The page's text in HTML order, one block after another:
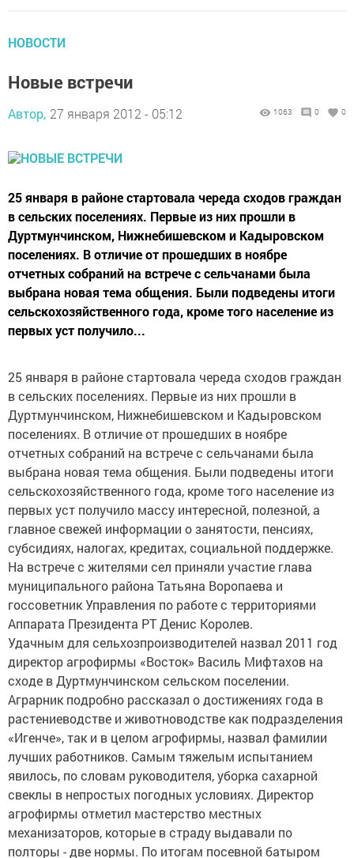
НОВОСТИ
Новые встречи
Автор, 27 января 2012 - 05:12 1063 0 0
25 января в районе стартовала череда сходов граждан
в сельских поселениях. Первые из них прошли в
Дуртмунчинском, Нижнебишевском и Кадыровском
поселениях. В отличие от прошедших в ноябре
отчетных собраний на встрече с сельчанами была
выбрана новая тема общения. Были подведены итоги
сельскохозяйственного года, кроме того население из
первых уст получило...
25 января в районе стартовала череда сходов граждан
в сельских поселениях. Первые из них прошли в
Дуртмунчинском, Нижнебишевском и Кадыровском
поселениях. В отличие от прошедших в ноябре
отчетных собраний на встрече с сельчанами была
выбрана новая тема общения. Были подведены итоги
сельскохозяйственного года, кроме того население из
первых уст получило массу интересной, полезной, а
главное свежей информации о занятости, пенсиях,
субсидиях, налогах, кредитах, социальной поддержке.
На встрече с жителями сел приняли участие глава
муниципального района Татьяна Воропаева и
госсоветник Управления по работе с территориями
Аппарата Президента РТ Денис Королев.
Удачным для сельхозпроизводителей назвал 2011 год
директор агрофирмы «Восток» Василь Мифтахов на
сходе в Дуртмунчинском сельском поселении.
Аграрник подробно рассказал о достижениях года в
растениеводстве и животноводстве как подразделения
«Игенче», так и в целом агрофирмы, назвал фамилии
лучших работников. Самым тяжелым испытанием
явилось, по словам руководителя, уборка сахарной
свеклы в непростых погодных условиях. Директор
агрофирмы отметил мастерство местных
механизаторов, которые в страду выдавали по
полторы - две нормы. По итогам посевной батыром